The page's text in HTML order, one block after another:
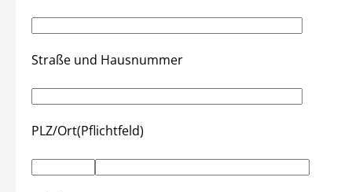
Straße und Hausnummer
PLZ/Ort(Pflichtfeld)